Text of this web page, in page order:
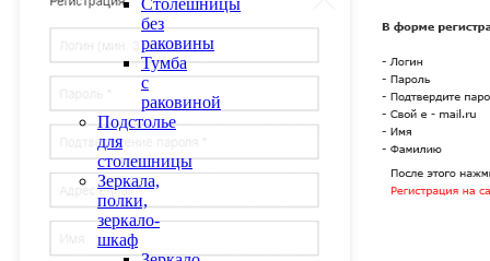
Столешницы
без
раковины
Тумба
с
раковиной
Подстолье
для
столешницы
Зеркала,
полки,
зеркало-
шкаф